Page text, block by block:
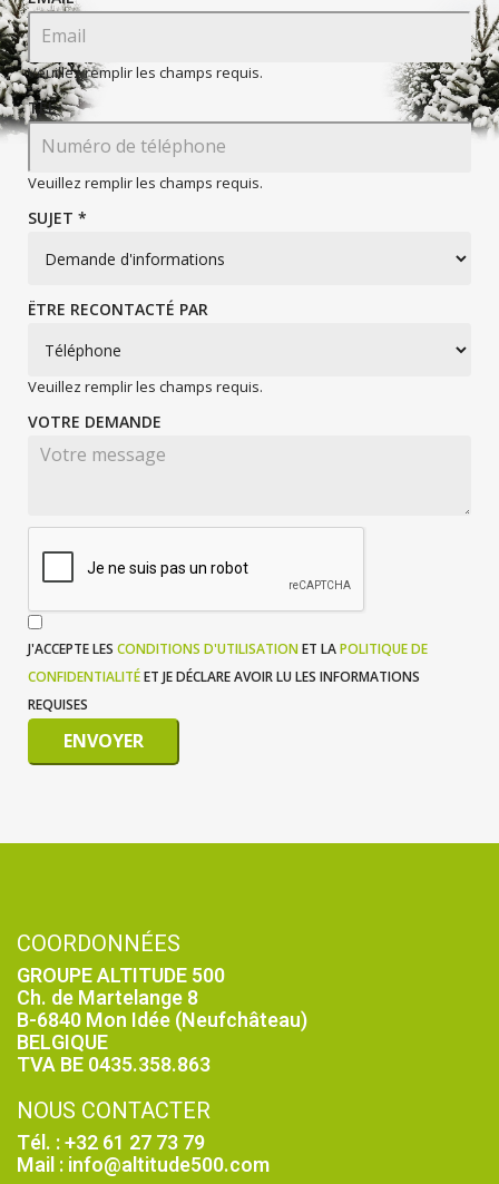
Veuillez remplir les champs requis.
TEL
Veuillez remplir les champs requis.
SUJET *
ËTRE RECONTACTÉ PAR
Veuillez remplir les champs requis.
VOTRE DEMANDE
J'ACCEPTE LES CONDITIONS D'UTILISATIONET LAPOLITIQUE DE
CONFIDENTIALITÉET JE DÉCLARE AVOIR LU LES INFORMATIONS
REQUISES
ENVOYER
COORDONNÉES
GROUPE ALTITUDE 500
Ch. de Martelange 8
B-6840 Mon Idée (Neufchâteau)
BELGIQUE
TVA BE 0435.358.863
NOUS CONTACTER
Tél. : +32 61 27 73 79
Mail : info@altitude500.com